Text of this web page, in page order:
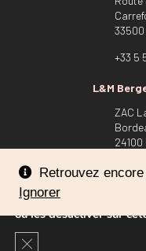
Retrouvez
Ignorer
33500
+33 5
L&M
ZAC
+33 5
Nous utilisons des
expérience sur notre
Vous pouvez en savoir
ou les désactiver sur
Fermer la bannière des